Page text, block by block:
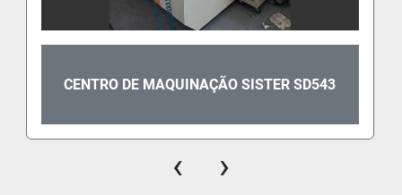
CENTRO DE MAQUINAÇÃO SISTER SD543
‹ ›